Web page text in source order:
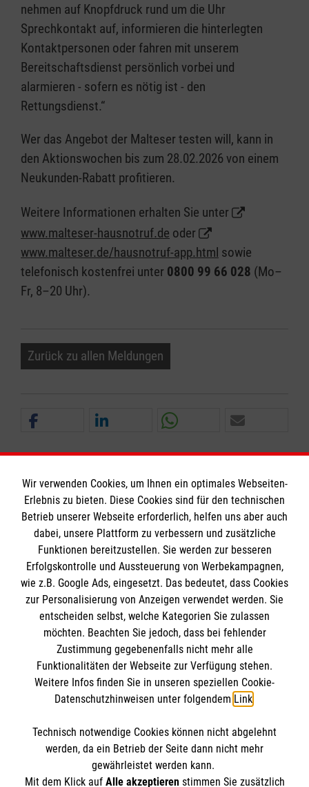
nehmen auf Knopfdruck rund um die Uhr
Sprechkontakt auf, informieren die hinterlegten
Kontaktpersonen oder fahren mit unserem
Bereitschaftsdienst persönlich vorbei und
alarmieren - sofern es nötig ist - den
Rettungsdienst.“
Wer das Angebot der Malteser testen will, kann in
den Aktionswochen bis zum 28.02.2026 von einem
Neukunden-Rabatt profitieren.
Weitere Informationen erhalten Sie unter
www.malteser-hausnotruf.de oder
www.malteser.de/hausnotruf-app.html sowie
telefonisch kostenfrei unter 0800 99 66 028 (Mo–
Fr, 8–20 Uhr).
Zurück zu allen Meldungen
Informationen
Impressum
Datenschutz
Barrierefreiheit
Kontakt
Nachhaltigkeit
Compliance
Die Malteser
Malteser in Deutschland
Malteserorden
Sharepoint
Spendenkonto
Bank: Pax-Bank für Kirche und Caritas eG
IBAN: DE19 3706 0193 4003 8880 83
BIC: GENODED1PAX
So finden Sie uns
Wir verwenden Cookies, um Ihnen ein optimales Webseiten-
Erlebnis zu bieten. Diese Cookies sind für den technischen
Betrieb unserer Webseite erforderlich, helfen uns aber auch
dabei, unsere Plattform zu verbessern und zusätzliche
Funktionen bereitzustellen. Sie werden zur besseren
Erfolgskontrolle und Aussteuerung von Werbekampagnen,
wie z.B. Google Ads, eingesetzt. Das bedeutet, dass Cookies
zur Personalisierung von Anzeigen verwendet werden. Sie
entscheiden selbst, welche Kategorien Sie zulassen
möchten. Beachten Sie jedoch, dass bei fehlender
Zustimmung gegebenenfalls nicht mehr alle
Funktionalitäten der Webseite zur Verfügung stehen.
Weitere Infos finden Sie in unseren speziellen Cookie-
Datenschutzhinweisen unter folgendem Link.
Technisch notwendige Cookies können nicht abgelehnt
werden, da ein Betrieb der Seite dann nicht mehr
gewährleistet werden kann.
Mit dem Klick auf Alle akzeptierenstimmen Sie zusätzlich